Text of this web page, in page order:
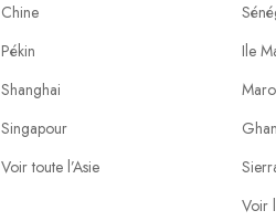
Chine
Pékin
Shanghai
Singapour
Voir toute l’Asie
Ile
Voir